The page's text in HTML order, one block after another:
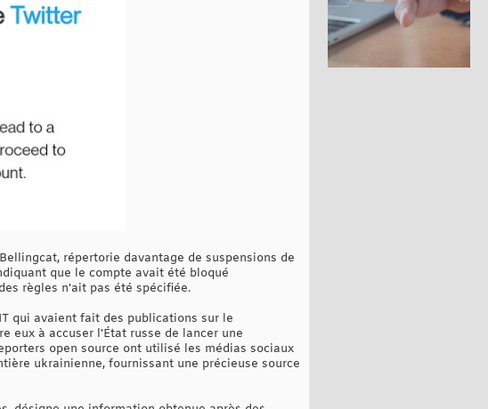
répertorie davantage de suspensions de
que le compte avait été bloqué
règles n'ait pas été spécifiée.
qui avaient fait des publications sur le
eux à accuser l'État russe de lancer une
open source ont utilisé les médias sociaux
ukrainienne, fournissant une précieuse source